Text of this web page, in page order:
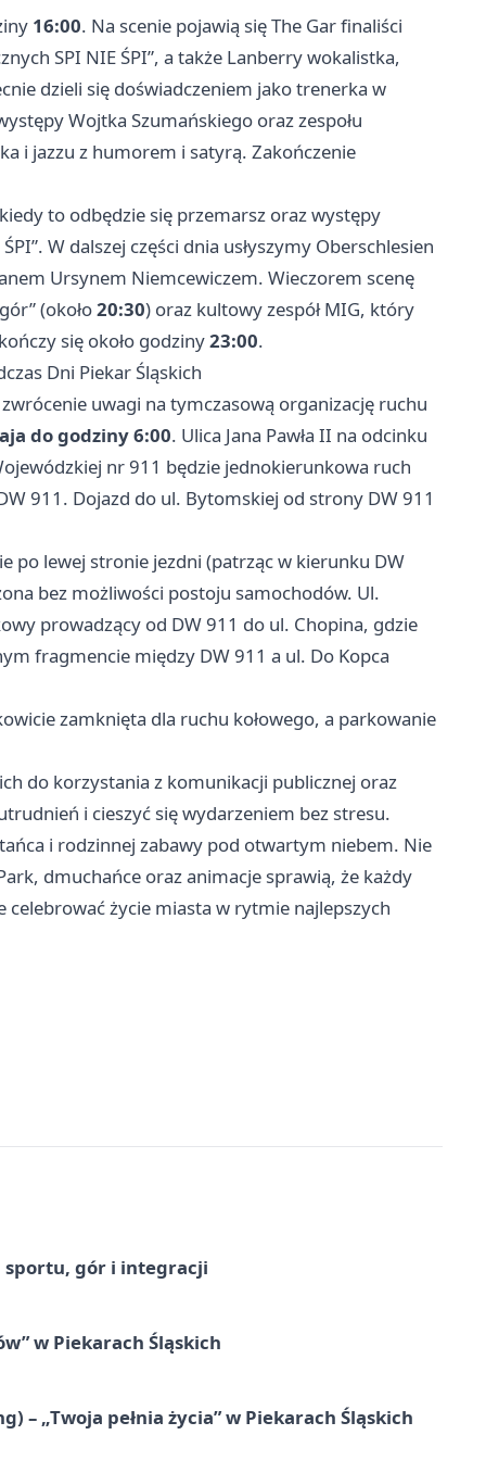
16:00. Na scenie pojawią się The Gar finaliści
SPI NIE ŚPI”, a także Lanberry wokalistka,
dzieli się doświadczeniem jako trenerka w
Wojtka Szumańskiego oraz zespołu
i jazzu z humorem i satyrą. Zakończenie
to odbędzie się przemarsz oraz występy
W dalszej części dnia usłyszymy Oberschlesien
Ursynem Niemcewiczem. Wieczorem scenę
(około20:30) oraz kultowy zespół MIG, który
się około godziny23:00.
Dni Piekar Śląskich
uwagi na tymczasową organizację ruchu
do godziny 6:00. Ulica Jana Pawła II na odcinku
nr 911 będzie jednokierunkowa ruch
911. Dojazd do ul. Bytomskiej od strony DW 911
po lewej stronie jezdni (patrząc w kierunku DW
bez możliwości postoju samochodów. Ul.
prowadzący od DW 911 do ul. Chopina, gdzie
fragmencie między DW 911 a ul. Do Kopca
zamknięta dla ruchu kołowego, a parkowanie
do korzystania z komunikacji publicznej oraz
i cieszyć się wydarzeniem bez stresu.
i rodzinnej zabawy pod otwartym niebem. Nie
dmuchańce oraz animacje sprawią, że każdy
celebrować życie miasta w rytmie najlepszych
sportu, gór i integracji
w Piekarach Śląskich
– „Twoja pełnia życia” w Piekarach Śląskich